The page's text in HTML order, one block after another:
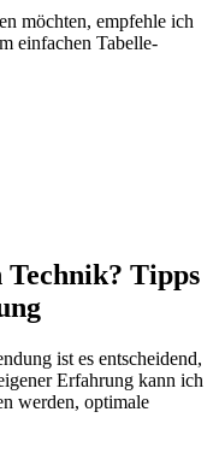
möchten, empfehle ich
einfachen ‌Tabelle-
Tipps
ist es entscheidend,
Erfahrung kann⁢ ich
‌werden, optimale